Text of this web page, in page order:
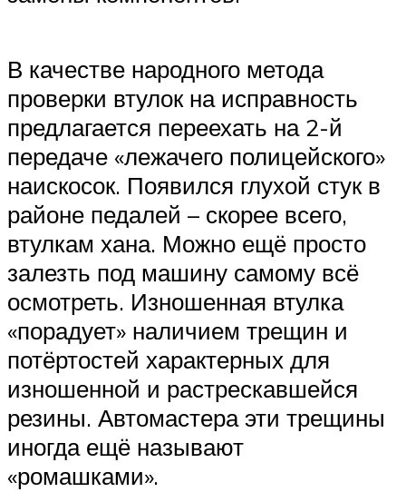
В качестве народного метода
проверки втулок на исправность
предлагается переехать на 2-й
передаче «лежачего полицейского»
наискосок. Появился глухой стук в
районе педалей – скорее всего,
втулкам хана. Можно ещё просто
залезть под машину самому всё
осмотреть. Изношенная втулка
«порадует» наличием трещин и
потёртостей характерных для
изношенной и растрескавшейся
резины. Автомастера эти трещины
иногда ещё называют
«ромашками».